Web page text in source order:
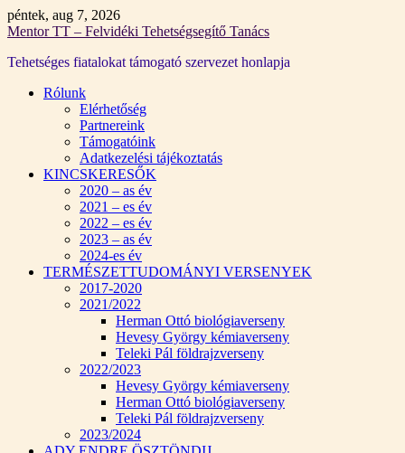
Skip
to
péntek, aug 7, 2026
Mentor TT – Felvidéki Tehetségsegítő Tanács
Tehetséges fiatalokat támogató szervezet honlapja
Rólunk
Elérhetőség
Partnereink
Támogatóink
Adatkezelési tájékoztatás
KINCSKERESŐK
2020 – as év
2021 – es év
2022 – es év
2023 – as év
2024-es év
TERMÉSZETTUDOMÁNYI VERSENYEK
2017-2020
2021/2022
Herman Ottó biológiaverseny
Hevesy György kémiaverseny
Teleki Pál földrajzverseny
2022/2023
Hevesy György kémiaverseny
Herman Ottó biológiaverseny
Teleki Pál földrajzverseny
2023/2024